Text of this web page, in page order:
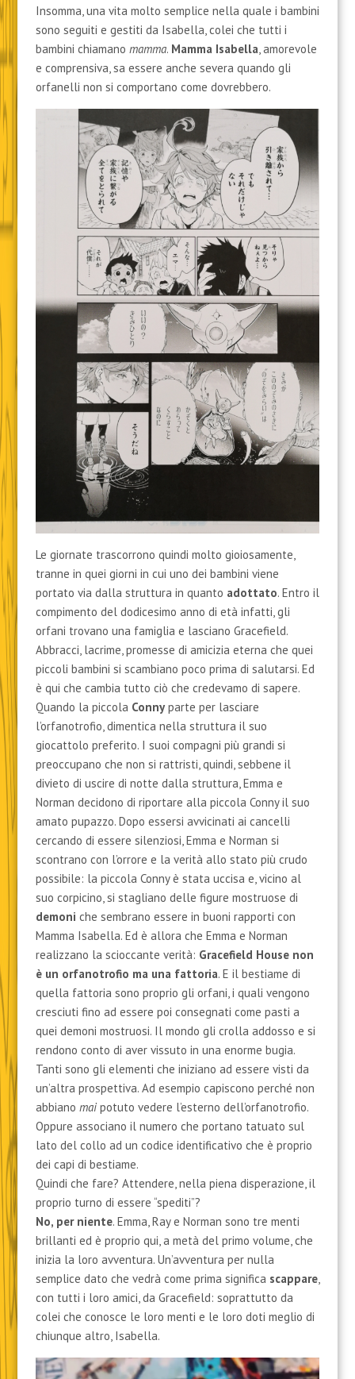
Insomma, una vita molto semplice nella quale i bambini
sono seguiti e gestiti da Isabella, colei che tutti i
bambini chiamano mamma. Mamma Isabella , amorevole
e comprensiva, sa essere anche severa quando gli
orfanelli non si comportano come dovrebbero.
Le giornate trascorrono quindi molto gioiosamente,
tranne in quei giorni in cui uno dei bambini viene
portato via dalla struttura in quanto adottato. Entro il
compimento del dodicesimo anno di età infatti, gli
orfani trovano una famiglia e lasciano Gracefield.
Abbracci, lacrime, promesse di amicizia eterna che quei
piccoli bambini si scambiano poco prima di salutarsi. Ed
è qui che cambia tutto ciò che credevamo di sapere.
Quando la piccola Connyparte per lasciare
l’orfanotrofio, dimentica nella struttura il suo
giocattolo preferito. I suoi compagni più grandi si
preoccupano che non si rattristi, quindi, sebbene il
divieto di uscire di notte dalla struttura, Emma e
Norman decidono di riportare alla piccola Conny il suo
amato pupazzo. Dopo essersi avvicinati ai cancelli
cercando di essere silenziosi, Emma e Norman si
scontrano con l’orrore e la verità allo stato più crudo
possibile: la piccola Conny è stata uccisa e, vicino al
suo corpicino, si stagliano delle figure mostruose di
demoni che sembrano essere in buoni rapporti con
Mamma Isabella. Ed è allora che Emma e Norman
realizzano la scioccante verità: Gracefield House non
è un orfanotrofio ma una fattoria. E il bestiame di
quella fattoria sono proprio gli orfani, i quali vengono
cresciuti fino ad essere poi consegnati come pasti a
quei demoni mostruosi. Il mondo gli crolla addosso e si
rendono conto di aver vissuto in una enorme bugia.
Tanti sono gli elementi che iniziano ad essere visti da
un’altra prospettiva. Ad esempio capiscono perché non
abbiano maipotuto vedere l’esterno dell’orfanotrofio.
Oppure associano il numero che portano tatuato sul
lato del collo ad un codice identificativo che è proprio
dei capi di bestiame.
Quindi che fare? Attendere, nella piena disperazione, il
proprio turno di essere “spediti”?
No, per niente. Emma, Ray e Norman sono tre menti
brillanti ed è proprio qui, a metà del primo volume, che
inizia la loro avventura. Un’avventura per nulla
semplice dato che vedrà come prima significa scappare,
con tutti i loro amici, da Gracefield: soprattutto da
colei che conosce le loro menti e le loro doti meglio di
chiunque altro, Isabella.